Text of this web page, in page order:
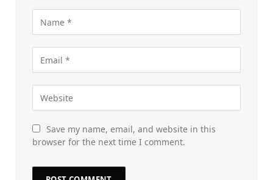
Save my name, email, and website in this
browser for the next time I comment.